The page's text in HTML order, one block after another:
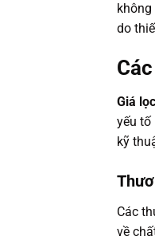
do
Giá
yếu tố
kỹ
Các
về